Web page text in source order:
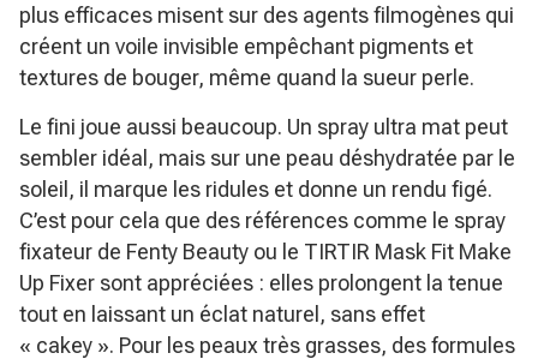
plus efficaces misent sur des agents filmogènes qui
créent un voile invisible empêchant pigments et
textures de bouger, même quand la sueur perle.
Le fini joue aussi beaucoup. Un spray ultra mat peut
sembler idéal, mais sur une peau déshydratée par le
soleil, il marque les ridules et donne un rendu figé.
C’est pour cela que des références comme le spray
fixateur de Fenty Beauty ou le TIRTIR Mask Fit Make
Up Fixer sont appréciées : elles prolongent la tenue
tout en laissant un éclat naturel, sans effet
« cakey ». Pour les peaux très grasses, des formules